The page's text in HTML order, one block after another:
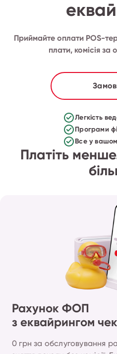
Приймайте оплати POS-
плати, комісія за
Легкість
Програми
Все у
Платіть
Рахунок ФОП
з еквайрингом
0 грн за обслуговування